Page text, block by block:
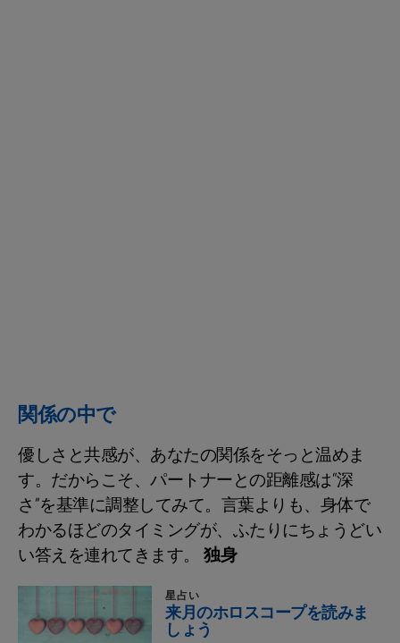
関係の中で
優しさと共感が、あなたの関係をそっと温めま
す。だからこそ、パートナーとの距離感は“深
さ”を基準に調整してみて。言葉よりも、身体で
わかるほどのタイミングが、ふたりにちょうどい
い答えを連れてきます。 独身
星占い
来月のホロスコープを読みま
しょう